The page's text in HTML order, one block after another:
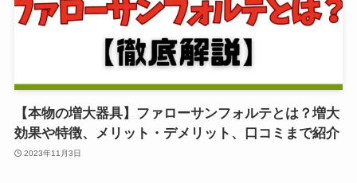
【本物の増大器具】ファローサンフォルテとは？増大
効果や特徴、メリット・デメリット、口コミまで紹介
2023年11月3日